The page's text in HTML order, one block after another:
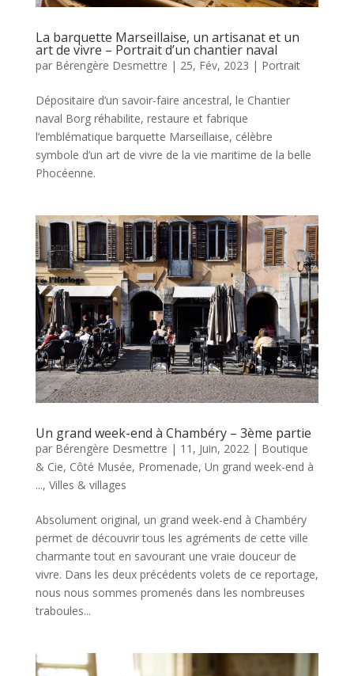
La barquette Marseillaise, un artisanat et un
art de vivre – Portrait d’un chantier naval
par Bérengère Desmettre | 25, Fév, 2023 | Portrait
Dépositaire d’un savoir-faire ancestral, le Chantier
naval Borg réhabilite, restaure et fabrique
l’emblématique barquette Marseillaise, célèbre
symbole d’un art de vivre de la vie maritime de la belle
Phocéenne.
Un grand week-end à Chambéry – 3ème partie
par Bérengère Desmettre | 11, Juin, 2022 | Boutique
& Cie, Côté Musée, Promenade, Un grand week-end à
..., Villes & villages
Absolument original, un grand week-end à Chambéry
permet de découvrir tous les agréments de cette ville
charmante tout en savourant une vraie douceur de
vivre. Dans les deux précédents volets de ce reportage,
nous nous sommes promenés dans les nombreuses
traboules...